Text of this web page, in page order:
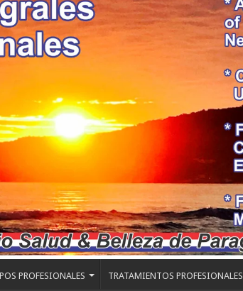
PROFESIONALES TRATAMIENTOS PROFESIONALES